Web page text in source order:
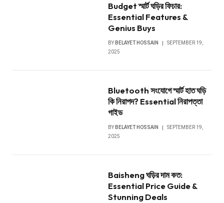
Budget স্মার্ট ঘড়ির ফিচার:
Essential Features &
Genius Buys
BY BELAYET HOSSAIN
SEPTEMBER 19,
2025
Bluetooth সংযোগে স্মার্ট হাত ঘড়ি
কি নিরাপদ? Essential নিরাপত্তা
গাইড
BY BELAYET HOSSAIN
SEPTEMBER 19,
2025
Baisheng ঘড়ির দাম কত:
Essential Price Guide &
Stunning Deals